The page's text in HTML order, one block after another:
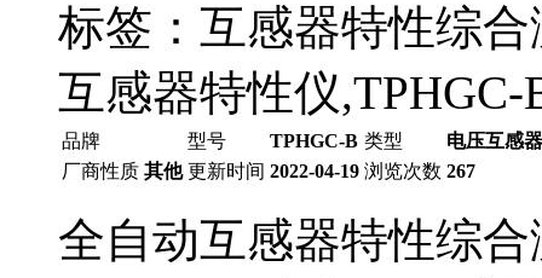
标签：互感器特性综
互感器特性仪
品牌 型号 TPHGC-B 类型
电压互感器
厂商性质 其他 更新时间 2022-04-19 浏览次数 267
全自动互感器特性综